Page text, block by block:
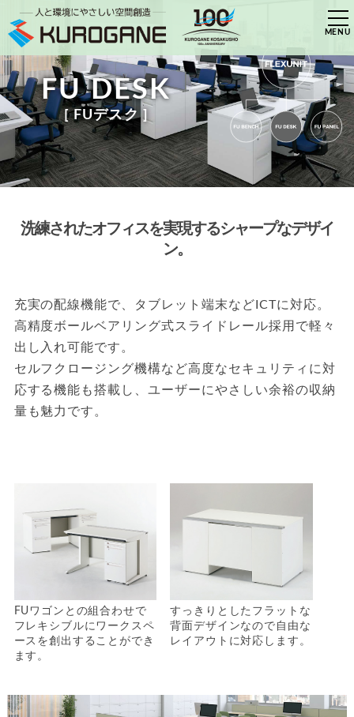
FU DESK
[ FUデスク ]
ゴ
リ
洗練されたオフィスを実現するシャープなデザイ
ン。
充実の配線機能で、タブレット端末などICTに対応。
高精度ボールベアリング式スライドレール採用で軽々
出し入れ可能です。
セルフクロージング機構など高度なセキュリティに対
応する機能も搭載し、ユーザーにやさしい余裕の収納
量も魅力です。
FUワゴンとの組合わせで
フレキシブルにワークスペ
ースを創出することができ
ます。
すっきりとしたフラットな
背面デザインなので自由な
レイアウトに対応します。